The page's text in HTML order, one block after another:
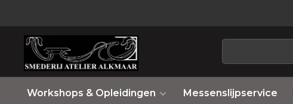
Workshops & Opleidingen Messenslijpservice